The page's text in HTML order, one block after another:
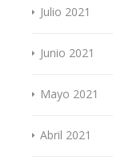
Julio 2021
Junio 2021
Mayo 2021
Abril 2021